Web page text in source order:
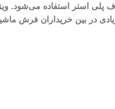
می‌شود. در بافت ویژن از الیاف
در بین خریداران فرش